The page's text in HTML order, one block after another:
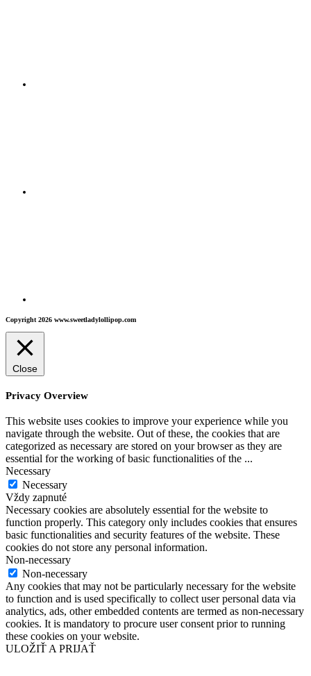
Copyright 2026 www.sweetladylollipop.com
Close
Privacy Overview
This website uses cookies to improve your experience while you
navigate through the website. Out of these, the cookies that are
categorized as necessary are stored on your browser as they are
essential for the working of basic functionalities of the ...
Necessary
Necessary
Vždy zapnuté
Necessary cookies are absolutely essential for the website to
function properly. This category only includes cookies that ensures
basic functionalities and security features of the website. These
cookies do not store any personal information.
Non-necessary
Non-necessary
Any cookies that may not be particularly necessary for the website
to function and is used specifically to collect user personal data via
analytics, ads, other embedded contents are termed as non-necessary
cookies. It is mandatory to procure user consent prior to running
these cookies on your website.
ULOŽIŤ A PRIJAŤ